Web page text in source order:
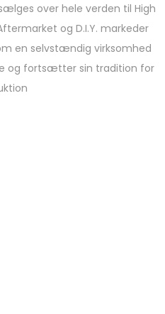
over hele verden til High
og D.I.Y. markeder
en selvstændig virksomhed
og fortsætter sin tradition for